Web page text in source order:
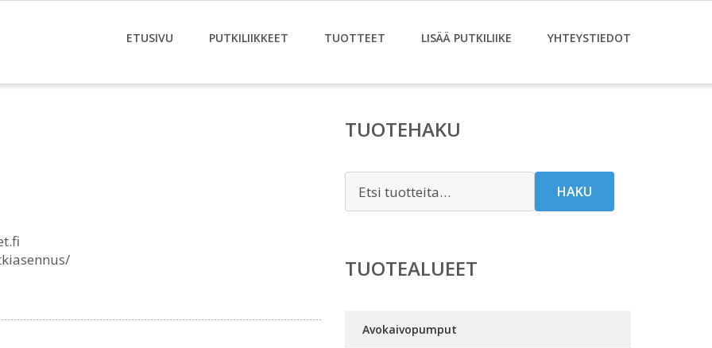
ETUSIVU PUTKILIIKKEET TUOTTEET LISÄÄ PUTKILIIKE YHTEYSTIEDOT
TUOTEHAKU
HAKU
TUOTEALUEET
Avokaivopumput